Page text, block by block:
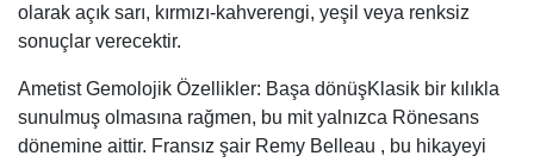
olarak açık sarı, kırmızı-kahverengi, yeşil veya renksiz
sonuçlar verecektir.
Ametist Gemolojik Özellikler: Başa dönüşKlasik bir kılıkla
sunulmuş olmasına rağmen, bu mit yalnızca Rönesans
dönemine aittir. Fransız şair Remy Belleau , bu hikayeyi